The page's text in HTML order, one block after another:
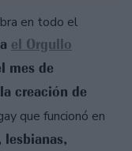
en todo el
el Orgullo
mes de
creación de
que funcionó en
lesbianas,